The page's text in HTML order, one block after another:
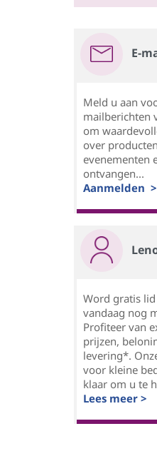
E-
Meld u aan
mailberichten
om
over
evenementen
ontvangen...
Aanmelden >
Word gratis
vandaag nog
Profiteer van
prijzen,
levering*.
voor kleine
klaar om u te
Lees meer >